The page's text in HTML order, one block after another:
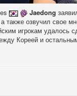
Jaedong
также озвучил свое
игрокам удалось
Кореей и